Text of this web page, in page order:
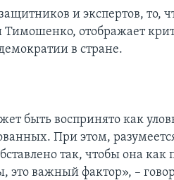
и экспертов, то,
отображает
в стране.
быть воспринято как
При этом,
так, чтобы она как
это важный фактор», –